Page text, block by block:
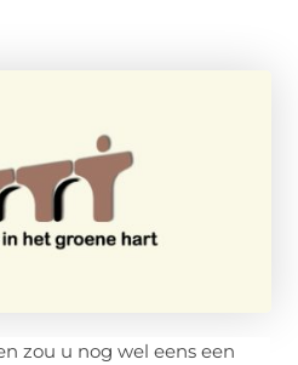
zou u nog wel eens een